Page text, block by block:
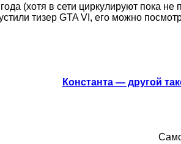
(хотя в сети циркулируют пока
тизер GTA VI, его можно
Константа — другой